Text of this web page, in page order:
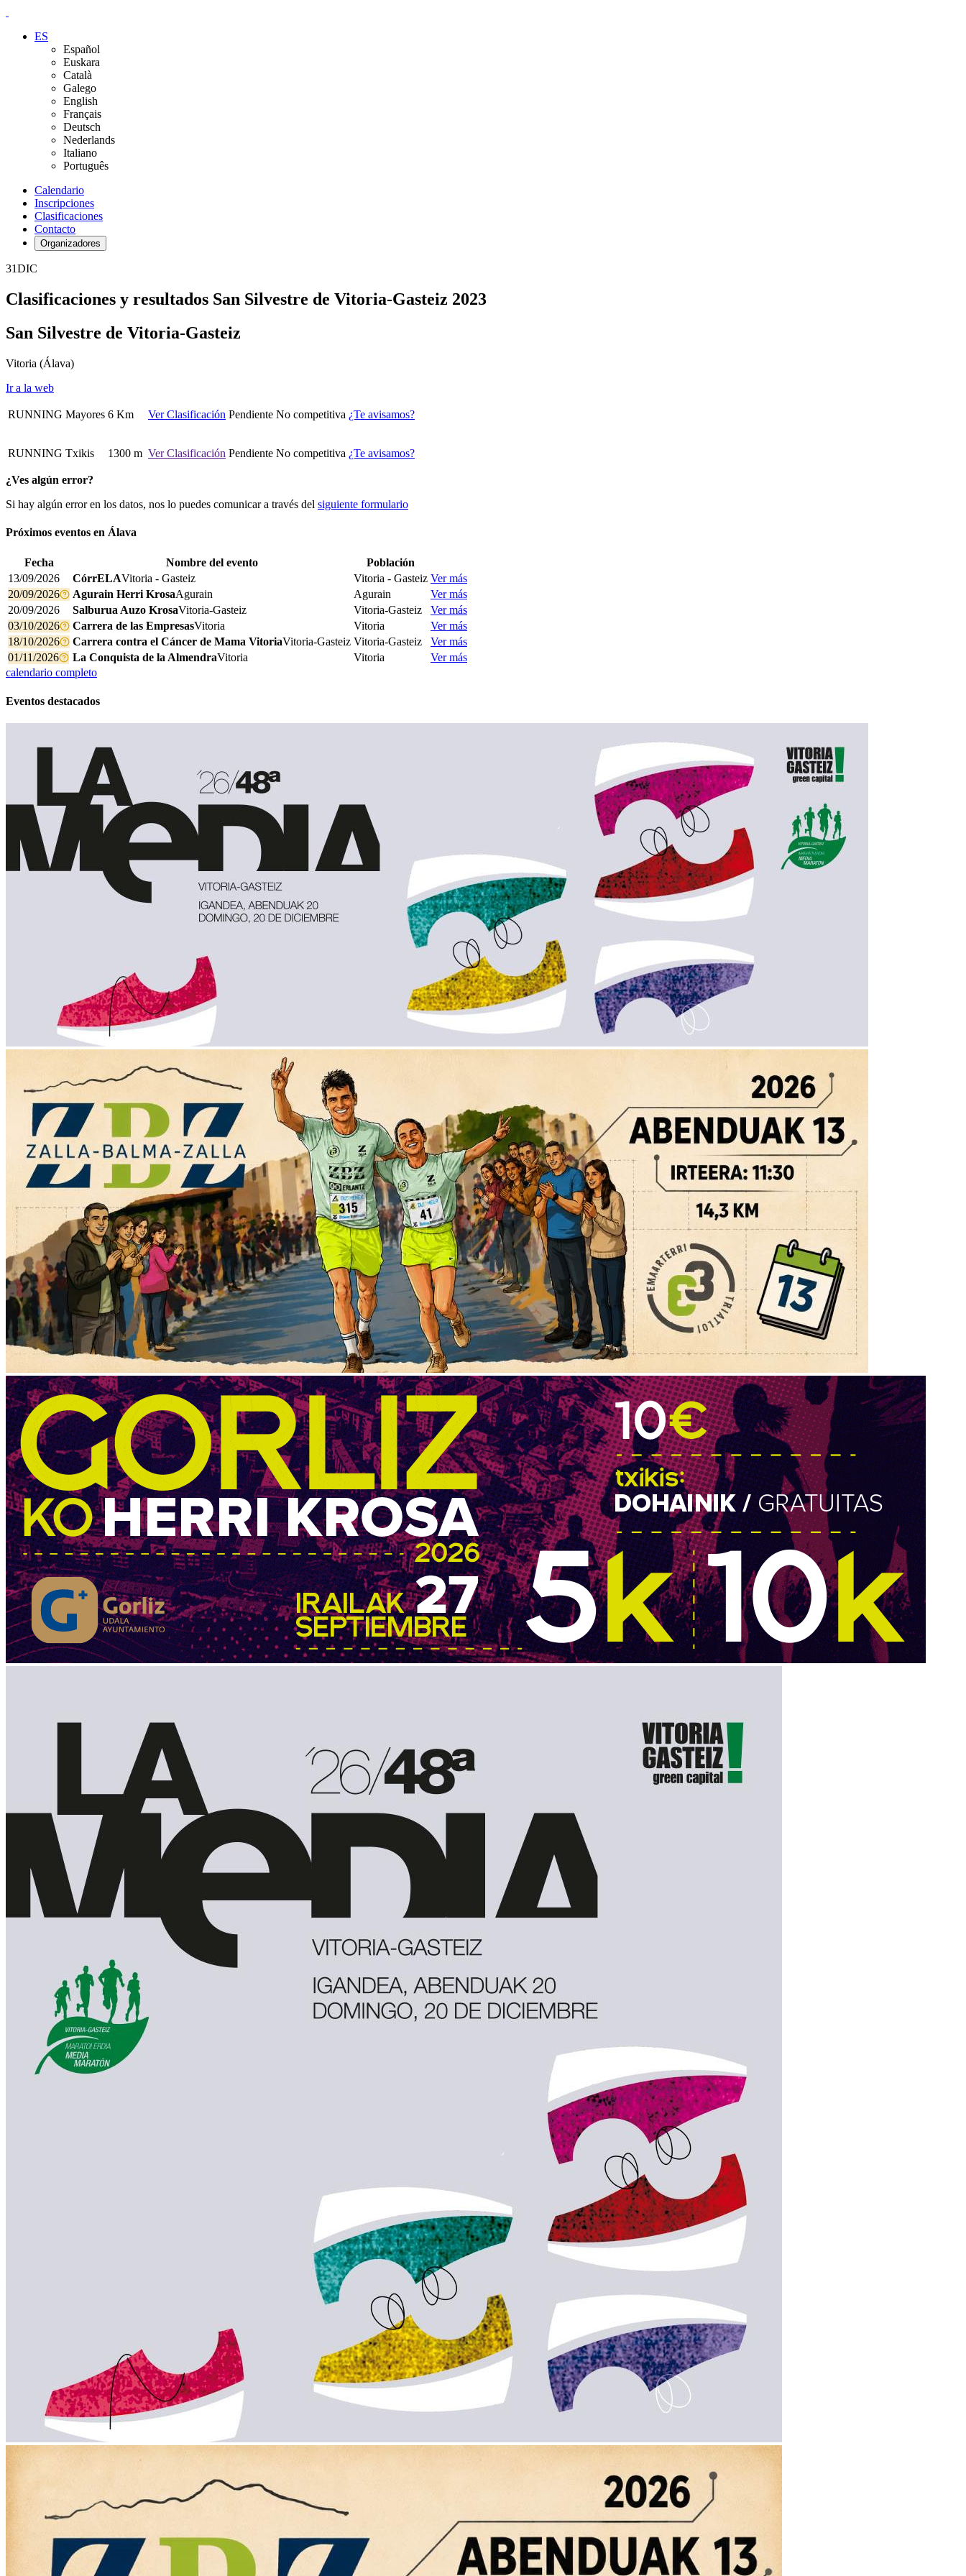
ES
Español
Euskara
Català
Galego
English
Français
Deutsch
Nederlands
Italiano
Português
Calendario
Inscripciones
Clasificaciones
Contacto
Organizadores
31DIC
Clasificaciones y resultados San Silvestre de Vitoria-Gasteiz 2023
San Silvestre de Vitoria-Gasteiz
Vitoria (Álava)
Ir a la web
RUNNING Mayores 6 Km Ver Clasificación Pendiente No competitiva ¿Te avisamos?
RUNNING Txikis 1300 m Ver Clasificación Pendiente No competitiva ¿Te avisamos?
¿Ves algún error?
Si hay algún error en los datos, nos lo puedes comunicar a través del siguiente formulario
Próximos eventos en Álava
Fecha Nombre del evento
Población
13/09/2026
CórrELAVitoria - Gasteiz Vitoria - Gasteiz Ver más
20/09/2026
Agurain Herri KrosaAgurain Agurain
Ver más
20/09/2026
Salburua Auzo KrosaVitoria-Gasteiz Vitoria-Gasteiz
Ver más
03/10/2026
Carrera de las EmpresasVitoria Vitoria
Ver más
18/10/2026
Carrera contra el Cáncer de Mama VitoriaVitoria-Gasteiz Vitoria-Gasteiz
Ver más
01/11/2026
La Conquista de la AlmendraVitoria Vitoria
Ver más
calendario completo
Eventos destacados